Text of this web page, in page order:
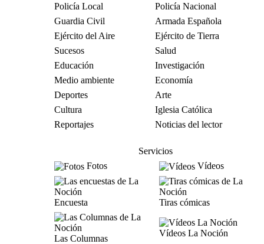
Policía Local
Policía Nacional
Guardia Civil
Armada Española
Ejército del Aire
Ejército de Tierra
Sucesos
Salud
Educación
Investigación
Medio ambiente
Economía
Deportes
Arte
Cultura
Iglesia Católica
Reportajes
Noticias del lector
Servicios
Fotos
Vídeos
Encuesta Tiras cómicas
Las Columnas
Vídeos La Noción